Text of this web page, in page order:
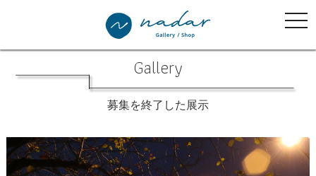
Gallery
募集を終了した展示